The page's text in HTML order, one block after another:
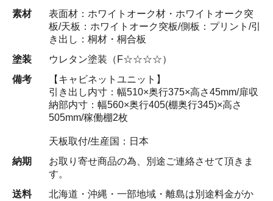
素材
表面材：ホワイトオーク材・ホワイトオーク突
板/天板：ホワイトオーク突板/側板：プリント/引
き出し：桐材・桐合板
塗装
ウレタン塗装（F☆☆☆☆）
備考
【キャビネットユニット】
引き出し内寸：幅510×奥行375×高さ45mm/扉収
納部内寸：幅560×奥行405(棚奥行345)×高さ
505mm/稼働棚2枚
天板取付/生産国：日本
納期
お取り寄せ商品の為、別途ご連絡させて頂きま
す。
送料
北海道・沖縄・一部地域・離島は別途料金がか